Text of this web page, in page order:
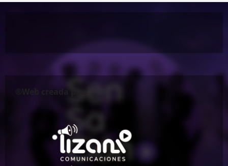
®Web creada por: